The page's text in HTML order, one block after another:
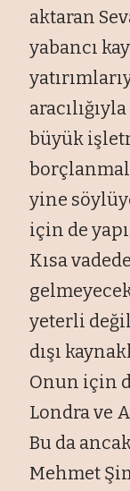
aktaran
yabancı
büyük
yine
için de
Kısa
yeterli
dışı
Onun için
Londra ve
Bu da
Mehmet